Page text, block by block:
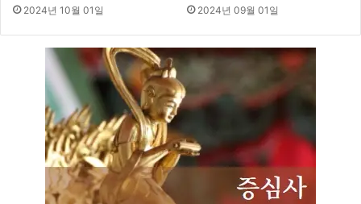
2024년 10월 01일 2024년 09월 01일